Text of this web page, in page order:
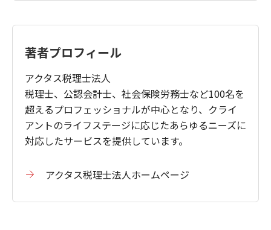
申告で、「給与等の支給額が増加した場合の
が必要となります。また、繰り越された税額
控除分は、いつでも控除できるわけでなく、
繰越控除を行う事業年度 において、
雇用者給
与等支給額が前年度より増加している場合に
限り適用されることになるので、注意してく
ださい。
庫、検品・仕分システム、無人搬送車、スチ
ームコンベクションオーブン、券売機、自動
チェックイン機、自動精算機、タブレット型
給油許可システム、オートラベラー、飲料補
充ロボットなどが掲載されています。
著者プロフィール
アクタス税理士法人
税理士、公認会計士、社会保険労務士など100名を
超えるプロフェッショナルが中心となり、クライ
アントのライフステージに応じたあらゆるニーズに
対応したサービスを提供しています。
アクタス税理士法人ホームページ